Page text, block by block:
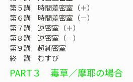
第５講 時間差密室（＋）
第６講 時間差密室（－）
第７講 逆密室（＋）
第８講 逆密室（－）
第９講 超純密室
終 講 むすび
PART３ 毒草／摩耶の場合